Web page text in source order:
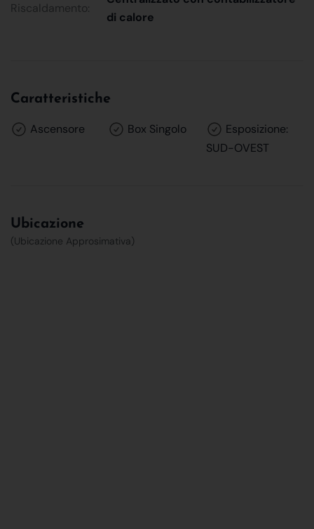
Riscaldamento:
di calore
Caratteristiche
Ascensore Box Singolo
Esposizione:
SUD-OVEST
Ubicazione
(Ubicazione Approsimativa)